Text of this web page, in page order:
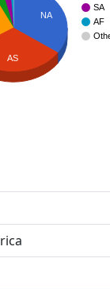
SA
AF
NA
AS